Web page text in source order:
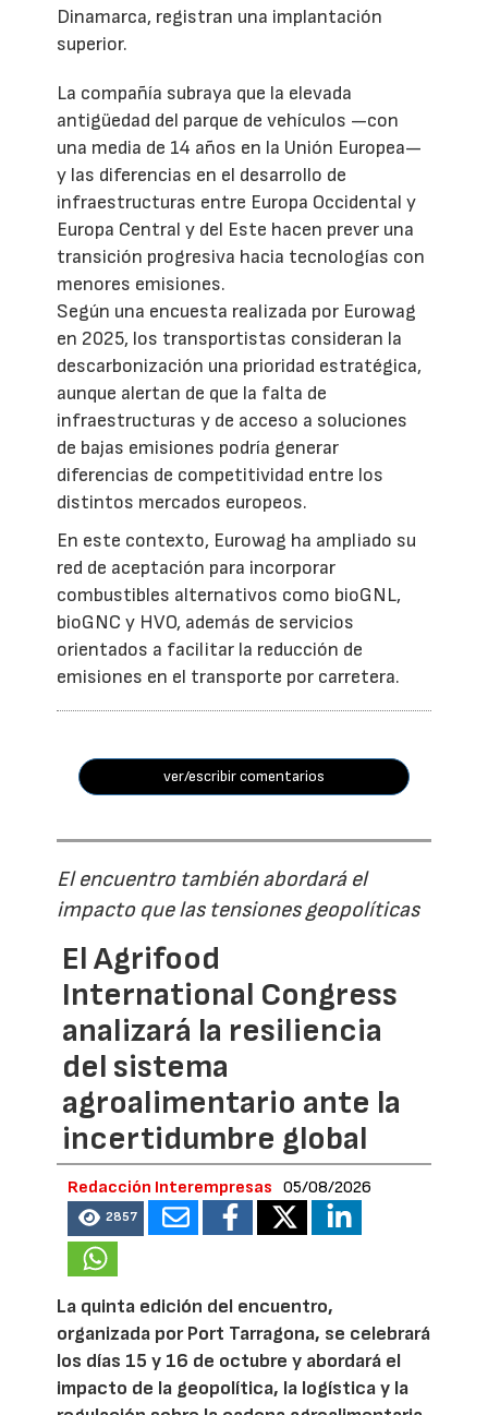
Dinamarca, registran una implantación
superior.
La compañía subraya que la elevada
antigüedad del parque de vehículos —con
una media de 14 años en la Unión Europea—
y las diferencias en el desarrollo de
infraestructuras entre Europa Occidental y
Europa Central y del Este hacen prever una
transición progresiva hacia tecnologías con
menores emisiones.
Según una encuesta realizada por Eurowag
en 2025, los transportistas consideran la
descarbonización una prioridad estratégica,
aunque alertan de que la falta de
infraestructuras y de acceso a soluciones
de bajas emisiones podría generar
diferencias de competitividad entre los
distintos mercados europeos.
En este contexto, Eurowag ha ampliado su
red de aceptación para incorporar
combustibles alternativos como bioGNL,
bioGNC y HVO, además de servicios
orientados a facilitar la reducción de
emisiones en el transporte por carretera.
ver/escribir comentarios
El encuentro también abordará el
impacto que las tensiones geopolíticas
El Agrifood
International Congress
analizará la resiliencia
del sistema
agroalimentario ante la
incertidumbre global
Redacción Interempresas 05/08/2026
2857
La quinta edición del encuentro,
organizada por Port Tarragona, se celebrará
los días 15 y 16 de octubre y abordará el
impacto de la geopolítica, la logística y la